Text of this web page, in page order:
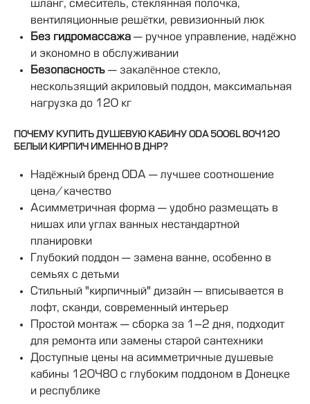
шланг, смеситель, стеклянная полочка,
вентиляционные решётки, ревизионный люк
Без гидромассажа — ручное управление, надёжно
и экономно в обслуживании
Безопасность — закалённое стекло,
нескользящий акриловый поддон, максимальная
нагрузка до 120 кг
ПОЧЕМУ КУПИТЬ ДУШЕВУЮ КАБИНУ ODA 5006L 80×120
БЕЛЫЙ КИРПИЧ ИМЕННО В ДНР?
Надёжный бренд ODA — лучшее соотношение
цена/качество
Асимметричная форма — удобно размещать в
нишах или углах ванных нестандартной
планировки
Глубокий поддон — замена ванне, особенно в
семьях с детьми
Стильный "кирпичный" дизайн — вписывается в
лофт, сканди, современный интерьер
Простой монтаж — сборка за 1–2 дня, подходит
для ремонта или замены старой сантехники
Доступные цены на асимметричные душевые
кабины 120×80 с глубоким поддоном в Донецке
и республике